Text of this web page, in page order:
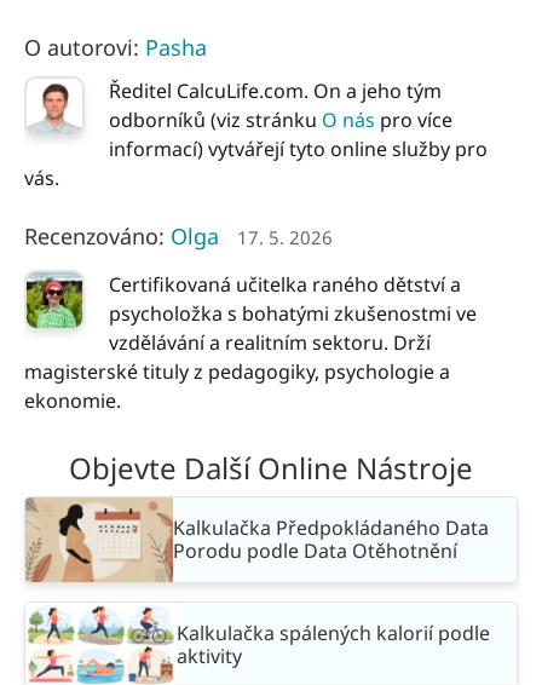
O autorovi: Pasha
Ředitel CalcuLife.com. On a jeho tým
odborníků (viz stránku O nás pro více
informací) vytvářejí tyto online služby pro
vás.
Recenzováno: Olga 17. 5. 2026
Certifikovaná učitelka raného dětství a
psycholožka s bohatými zkušenostmi ve
vzdělávání a realitním sektoru. Drží
magisterské tituly z pedagogiky, psychologie a
ekonomie.
Objevte Další Online Nástroje
Kalkulačka Předpokládaného Data
Porodu podle Data Otěhotnění
Kalkulačka spálených kalorií podle
aktivity